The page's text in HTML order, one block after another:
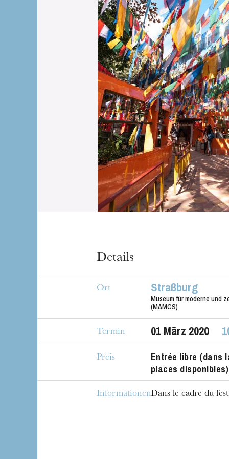
Details
Ort Straßburg
Museum für moderne und
(MAMCS)
Termin 01März 2020
Preis
Entrée libre (dans
places disponibles)
InformationenDans le cadre du